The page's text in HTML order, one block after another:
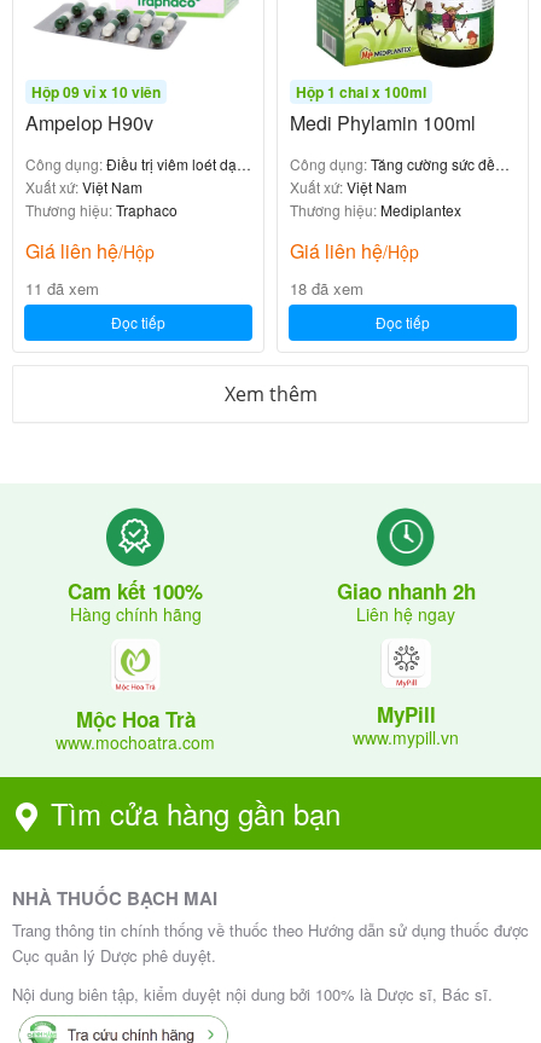
Hộp 09 vỉ x 10 viên
Ampelop H90v
Công dụng:Điều trị viêm loét dạ
dày – hành tá tràng
Xuất xứ:Việt Nam
Thương hiệu:Traphaco
Giá liên hệ/Hộp
11 đã xem
Đọc tiếp
Hộp 1 chai x 100ml
Medi Phylamin 100ml
Công dụng:Tăng cường sức đề
kháng
Xuất xứ:Việt Nam
Thương hiệu:Mediplantex
Giá liên hệ/Hộp
18 đã xem
Đọc tiếp
Xem thêm
Cam kết 100%
Hàng chính hãng
Giao nhanh 2h
Liên hệ ngay
Mộc Hoa Trà
www.mochoatra.com
MyPill
www.mypill.vn
Tìm cửa hàng gần bạn
NHÀ THUỐC BẠCH MAI
Trang thông tin chính thống về thuốc theo Hướng dẫn sử dụng thuốc được
Cục quản lý Dược phê duyệt.
Nội dung biên tập, kiểm duyệt nội dung bởi 100% là Dược sĩ, Bác sĩ.